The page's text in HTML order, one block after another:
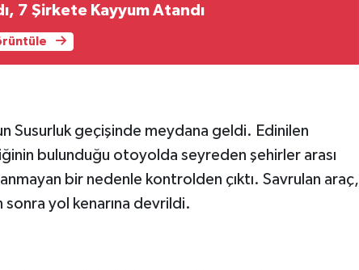
7 Şirkete Kayyum Atandı
Susurluk geçişinde meydana geldi. Edinilen
bulunduğu otoyolda seyreden şehirler arası
bir nedenle kontrolden çıktı. Savrulan araç,
yol kenarına devrildi.